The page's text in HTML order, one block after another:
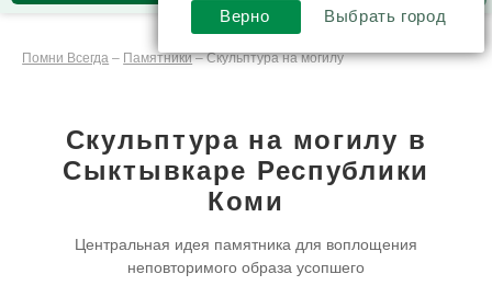
Инструкции и обзоры
Помни Всегда – Памятники–Скульптура на могилу
Скульптура на могилу в
Сыктывкаре Республики
Коми
Центральная идея памятника для воплощения
неповторимого образа усопшего
Верно Выбрать город